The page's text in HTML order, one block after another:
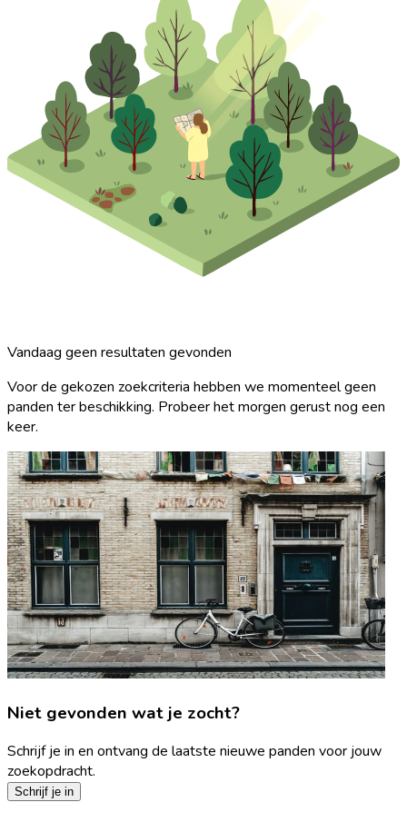
Vandaag geen resultaten gevonden
Voor de gekozen zoekcriteria hebben we momenteel geen
panden ter beschikking. Probeer het morgen gerust nog een
keer.
Niet gevonden wat je zocht?
Schrijf je in en ontvang de laatste nieuwe panden voor jouw
zoekopdracht.
Schrijf je in